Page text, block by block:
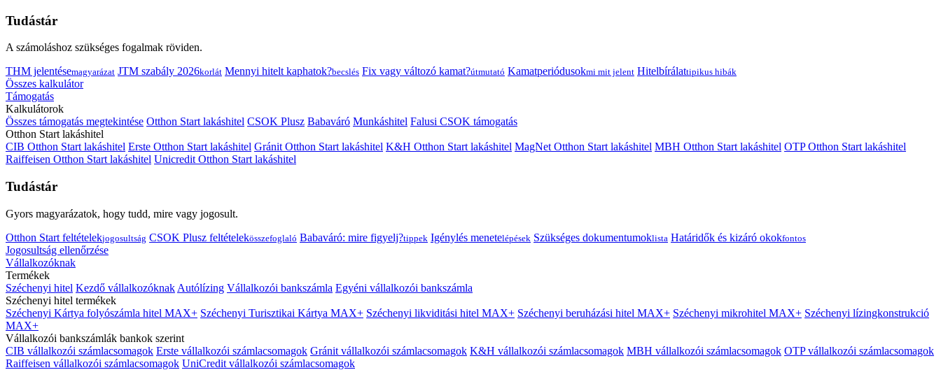
Tudástár
A számoláshoz szükséges fogalmak röviden.
THM jelentésemagyarázat JTM szabály 2026korlát Mennyi hitelt kaphatok?becslés Fix vagy változó kamat?útmutató Kamatperiódusokmi mit jelent Hitelbírálattipikus hibák
Összes kalkulátor
Támogatás
Kalkulátorok
Összes támogatás megtekintése Otthon Start lakáshitel CSOK Plusz Babaváró Munkáshitel Falusi CSOK támogatás
Otthon Start lakáshitel
CIB Otthon Start lakáshitel Erste Otthon Start lakáshitel Gránit Otthon Start lakáshitel K&H Otthon Start lakáshitel MagNet Otthon Start lakáshitel MBH Otthon Start lakáshitel OTP Otthon Start lakáshitel
Raiffeisen Otthon Start lakáshitel Unicredit Otthon Start lakáshitel
Tudástár
Gyors magyarázatok, hogy tudd, mire vagy jogosult.
Otthon Start feltételekjogosultság CSOK Plusz feltételekösszefoglaló Babaváró: mire figyelj?tippek Igénylés menetelépések Szükséges dokumentumoklista Határidők és kizáró okokfontos
Jogosultság ellenőrzése
Vállalkozóknak
Termékek
Széchenyi hitel Kezdő vállalkozóknak Autólízing Vállalkozói bankszámla Egyéni vállalkozói bankszámla
Széchenyi hitel termékek
Széchenyi Kártya folyószámla hitel MAX+ Széchenyi Turisztikai Kártya MAX+ Széchenyi likviditási hitel MAX+ Széchenyi beruházási hitel MAX+ Széchenyi mikrohitel MAX+ Széchenyi lízingkonstrukció
MAX+
Vállalkozói bankszámlák bankok szerint
CIB vállalkozói számlacsomagok Erste vállalkozói számlacsomagok Gránit vállalkozói számlacsomagok K&H vállalkozói számlacsomagok MBH vállalkozói számlacsomagok OTP vállalkozói számlacsomagok
Raiffeisen vállalkozói számlacsomagok UniCredit vállalkozói számlacsomagok